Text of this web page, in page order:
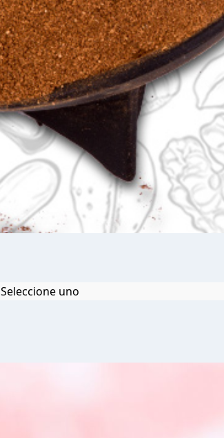
Seleccione uno